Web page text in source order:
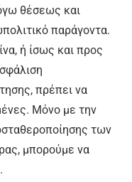
θέσεως και
παράγοντα.
ή ίσως και προς
πρέπει να
Μόνο με την
των
μπορούμε να